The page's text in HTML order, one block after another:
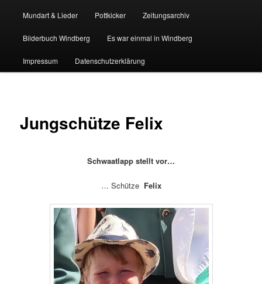
Mundart & Lieder Pottkicker Zeitungsarchiv
Bilderbuch Windberg Es war einmal in Windberg
Impressum Datenschutzerklärung
Jungschütze Felix
Schwaatlapp stellt vor…
… Schütze Felix